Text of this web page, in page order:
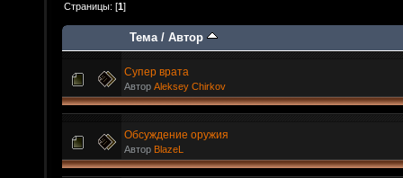
Страницы: [1]
Тема/Автор
Супер врата
Автор Aleksey Chirkov
Обсуждение оружия
Автор BlazeL